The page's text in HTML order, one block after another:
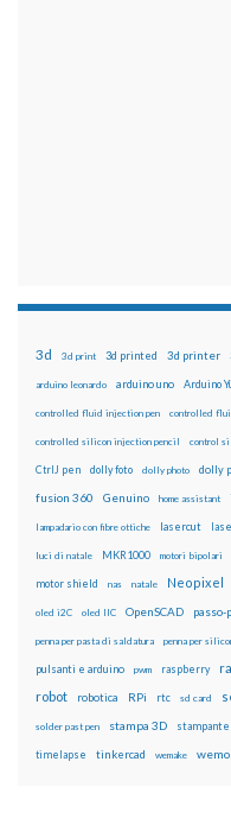
3d 3d print 3d printed 3d printer
arduino leonardo arduino uno Arduino
controlled fluid injection pen controlled
controlled silicon injection pencil control
CtrlJ pen dolly foto dolly photo dolly
fusion 360 Genuino home assistant
lampadario con fibre ottiche lasercut
luci di natale MKR1000 motori bipolari
motor shield nas natale Neopixel
oled i2C oled IIC OpenSCAD passo-
penna per pasta di saldatura penna per
pulsanti e arduino pwm raspberry
robot robotica RPi rtc sd card
solder past pen stampa 3D stampante
timelapse tinkercad wemake